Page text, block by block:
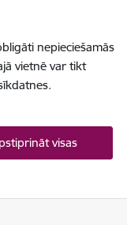
nepieciešamās
vietnē var tikt
visas